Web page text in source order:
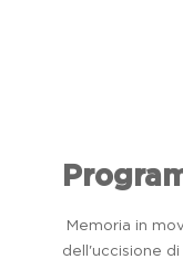
Memoria in
dell'uccisione